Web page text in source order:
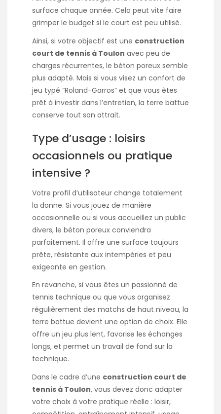
surface chaque année. Cela peut vite faire
grimper le budget si le court est peu utilisé.
Ainsi, si votre objectif est une construction
court de tennis à Toulon avec peu de
charges récurrentes, le béton poreux semble
plus adapté. Mais si vous visez un confort de
jeu typé “Roland-Garros” et que vous êtes
prêt à investir dans l’entretien, la terre battue
conserve tout son attrait.
Type d’usage : loisirs
occasionnels ou pratique
intensive ?
Votre profil d’utilisateur change totalement
la donne. Si vous jouez de manière
occasionnelle ou si vous accueillez un public
divers, le béton poreux conviendra
parfaitement. Il offre une surface toujours
prête, résistante aux intempéries et peu
exigeante en gestion.
En revanche, si vous êtes un passionné de
tennis technique ou que vous organisez
régulièrement des matchs de haut niveau, la
terre battue devient une option de choix. Elle
offre un jeu plus lent, favorise les échanges
longs, et permet un travail de fond sur la
technique.
Dans le cadre d’une construction court de
tennis à Toulon, vous devez donc adapter
votre choix à votre pratique réelle : loisir,